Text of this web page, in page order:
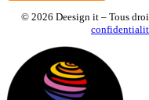
© 2026 Deesign it – Tous